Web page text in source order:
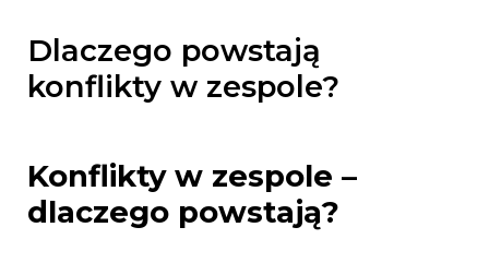
Dlaczego powstają
konflikty w zespole?
Konflikty w zespole –
dlaczego powstają?